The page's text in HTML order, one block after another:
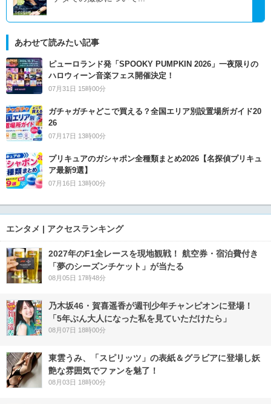
あわせて読みたい記事
ピューロランド発「SPOOKY PUMPKIN 2026」一夜限りの
ハロウィーン音楽フェス開催決定！
07月31日 15時00分
ガチャガチャどこで買える？全国エリア別設置場所ガイド20
26
07月17日 13時00分
プリキュアのガシャポン全種類まとめ2026【名探偵プリキュ
ア最新9選】
07月16日 13時00分
エンタメ | アクセスランキング
2027年のF1全レースを現地観戦！ 航空券・宿泊費付き
「夢のシーズンチケット」が当たる
08月05日 17時48分
乃木坂46・賀喜遥香が週刊少年チャンピオンに登場！
「5年ぶん大人になった私を見ていただけたら」
08月07日 18時00分
東雲うみ、「スピリッツ」の表紙＆グラビアに登場し妖
艶な雰囲気でファンを魅了！
08月03日 18時00分